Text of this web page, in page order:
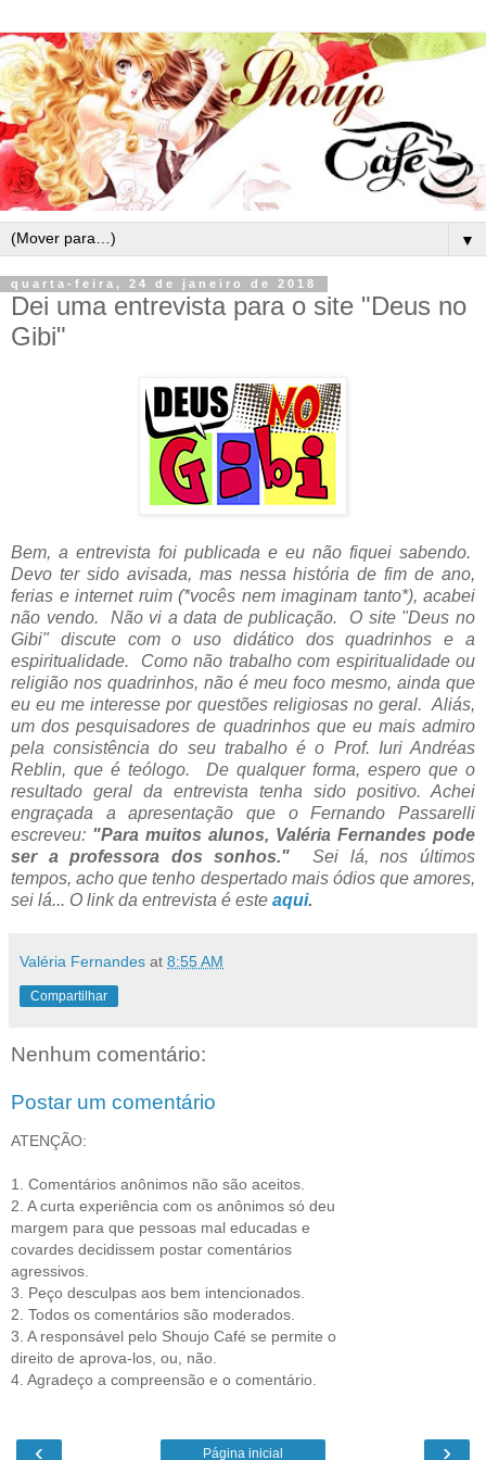
▼
quarta-feira, 24 de janeiro de 2018
Dei uma entrevista para o site "Deus no
Gibi"
Bem, a entrevista foi publicada e eu não fiquei sabendo.
Devo ter sido avisada, mas nessa história de fim de ano,
ferias e internet ruim (*vocês nem imaginam tanto*), acabei
não vendo. Não vi a data de publicação. O site "Deus no
Gibi" discute com o uso didático dos quadrinhos e a
espiritualidade. Como não trabalho com espiritualidade ou
religião nos quadrinhos, não é meu foco mesmo, ainda que
eu eu me interesse por questões religiosas no geral. Aliás,
um dos pesquisadores de quadrinhos que eu mais admiro
pela consistência do seu trabalho é o Prof. Iuri Andréas
Reblin, que é teólogo. De qualquer forma, espero que o
resultado geral da entrevista tenha sido positivo. Achei
engraçada a apresentação que o Fernando Passarelli
escreveu: "Para muitos alunos, Valéria Fernandes pode
ser a professora dos sonhos." Sei lá, nos últimos
tempos, acho que tenho despertado mais ódios que amores,
sei lá... O link da entrevista é este aqui.
Valéria Fernandes at 8:55 AM
Compartilhar
Nenhum comentário:
Postar um comentário
ATENÇÃO:
1. Comentários anônimos não são aceitos.
2. A curta experiência com os anônimos só deu
margem para que pessoas mal educadas e
covardes decidissem postar comentários
agressivos.
3. Peço desculpas aos bem intencionados.
2. Todos os comentários são moderados.
3. A responsável pelo Shoujo Café se permite o
direito de aprova-los, ou, não.
4. Agradeço a compreensão e o comentário.
‹ ›
Página inicial